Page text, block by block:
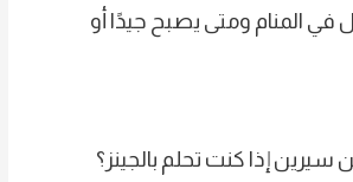
في المنام ومتى يصبح جيدًا أو
سيرين إذا كنت تحلم بالجينز؟